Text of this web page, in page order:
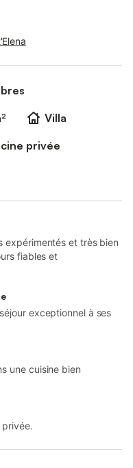
Villa
privée
expérimentés et très bien
fiables et
exceptionnel à ses
une cuisine bien
privée.